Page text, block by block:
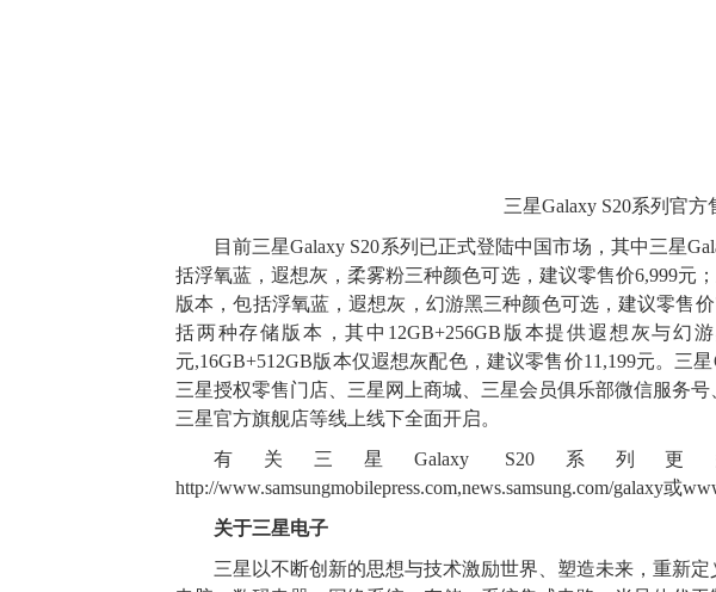
三星Galaxy S20系列官方
目前三星Galaxy S20系列已正式登陆中国市场，其中三星
括浮氧蓝，遐想灰，柔雾粉三种颜色可选，建议零售价6,999元
版本，包括浮氧蓝，遐想灰，幻游黑三种颜色可选，建议零售价
括两种存储版本，其中12GB+256GB版本提供遐想灰与幻
元,16GB+512GB版本仅遐想灰配色，建议零售价11,199元。三
三星授权零售门店、三星网上商城、三星会员俱乐部微信服务
三星官方旗舰店等线上线下全面开启。
有关三星Galaxy S20系列
http://www.samsungmobilepress.com,news.samsung.com/galaxy或
关于三星电子
三星以不断创新的思想与技术激励世界、塑造未来，重新